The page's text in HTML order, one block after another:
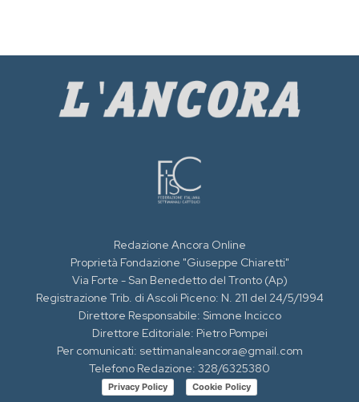
Redazione Ancora Online
Proprietà Fondazione "Giuseppe Chiaretti"
Via Forte - San Benedetto del Tronto (Ap)
Registrazione Trib. di Ascoli Piceno: N. 211 del 24/5/1994
Direttore Responsabile: Simone Incicco
Direttore Editoriale: Pietro Pompei
Per comunicati: settimanaleancora@gmail.com
Telefono Redazione: 328/6325380
Privacy Policy Cookie Policy